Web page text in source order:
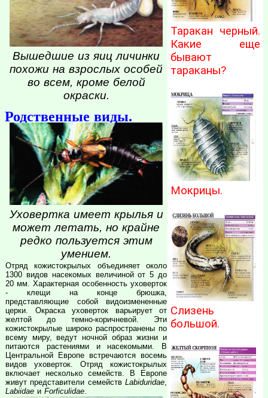
Вышедшие из яиц личинки
похожи на взрослых особей
во всем, кроме белой
окраски.
Родственные виды.
Уховертка имеет крылья и
может летать, но крайне
редко пользуется этим
умением.
Отряд кожистокрылых объединяет около
1300 видов насекомых величиной от 5 до
20 мм. Характерная особенность уховерток
- клещи на конце брюшка,
представляющие собой видоизмененные
церки. Окраска уховерток варьирует от
желтой до темно-коричневой. Эти
кожистокрылые широко распространены по
всему миру, ведут ночной образ жизни и
питаются растениями и насекомыми. В
Центральной Европе встречаются восемь
видов уховерток. Отряд кожистокрылых
включает несколько семейств. В Европе
живут представители семействLabiduridae,
Labiidae и Forficulidae.
Таракан черный.
Какие еще
бывают
тараканы?
Мокрицы.
Слизень
большой.